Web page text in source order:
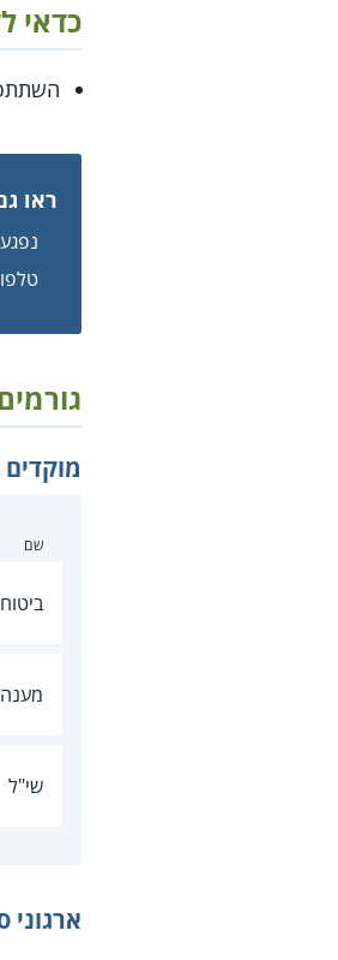
כדאי
ראו
שם
שי"ל
ארגוני